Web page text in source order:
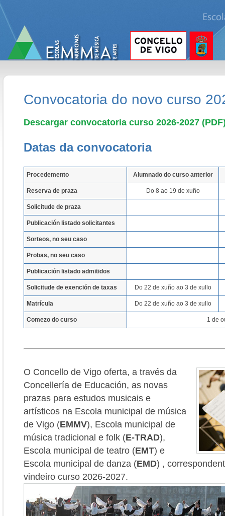
Convocatoria do novo curso
Descargar convocatoria curso 2026-2027
Datas da convocatoria
Procedemento Alumnado do curso anterior
Reserva de praza Do 8 ao 19 de xuño
Solicitude de praza
Publicación listado solicitantes
Sorteos, no seu caso
Probas, no seu caso
Publicación listado admitidos
Solicitude de exención de taxas Do 22 de xuño ao 3 de xullo
Matrícula Do 22 de xuño ao 3 de xullo
Comezo do curso 1 de
O Concello de Vigo oferta, a través da
Concellería de Educación, as novas
prazas para estudos musicais e
artísticos na Escola municipal de música
de Vigo (EMMV), Escola municipal de
música tradicional e folk (E-TRAD),
Escola municipal de teatro (EMT) e
Escola municipal de danza (EMD) ,
vindeiro curso 2026-2027.